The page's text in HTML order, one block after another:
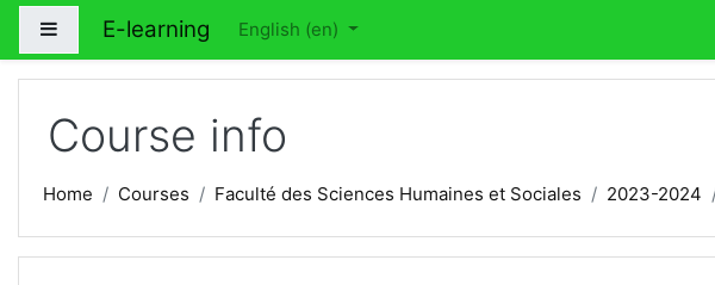
Skip to main content
Side panel
E-learning English ‎(en)‎
Course info
Home Courses Faculté des Sciences Humaines et Sociales 2023-2024